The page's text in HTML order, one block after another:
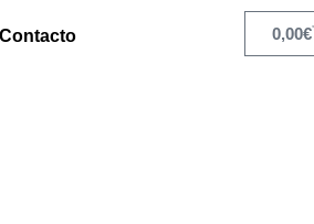
Contacto 0,00€